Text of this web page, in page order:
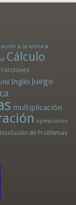
a la lectura
Cálculo
Inglés Juego
multiplicación
operaciones
de Problemas